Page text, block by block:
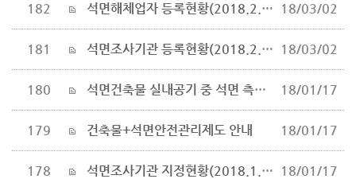
182 석면해체업자 등록현황(2018.2.26 기준) 18/03/02
181 석면조사기관 등록현황(2018.2.26 기준) 18/03/02
180 석면건축물 실내공기 중 석면 측정방법(안) 18/01/17
179 건축물+석면안전관리제도 안내 18/01/17
178 석면조사기관 지정현황(2018.1.4.기준) 18/01/17